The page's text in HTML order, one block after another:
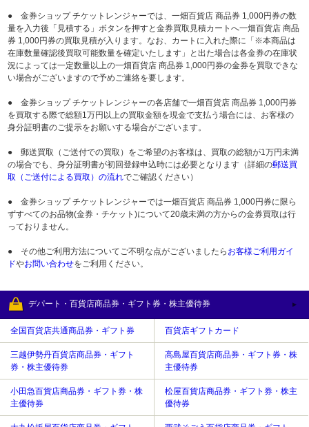
● 金券ショップ チケットレンジャーでは、一畑百貨店 商品券 1,000円券の数
量を入力後「見積する」ボタンを押すと金券買取見積カートへ一畑百貨店 商品
券 1,000円券の買取見積が入ります。なお、カートに入れた際に「※本商品は
在庫数量確認後買取可能数量を確定いたします」と出た場合は各金券の在庫状
況によっては一定数量以上の一畑百貨店 商品券 1,000円券の金券を買取できな
い場合がございますので予めご連絡を要します。
● 金券ショップ チケットレンジャーの各店舗で一畑百貨店 商品券 1,000円券
を買取する際で総額1万円以上の買取金額を現金で支払う場合には、お客様の
身分証明書のご提示をお願いする場合がございます。
● 郵送買取（ご送付での買取）をご希望のお客様は、買取の総額が1万円未満
の場合でも、身分証明書が初回登録申込時には必要となります（詳細の郵送買
取（ご送付による買取）の流れでご確認ください）
● 金券ショップ チケットレンジャーでは一畑百貨店 商品券 1,000円券に限ら
ずすべてのお品物(金券・チケット)について20歳未満の方からの金券買取は行
っておりません。
● その他ご利用方法についてご不明な点がございましたら お客様ご利用ガイ
ドやお問い合わせをご利用ください。
デパート・百貨店商品券・ギフト券・株主優待券
全国百貨店共通商品券・ギフト券 百貨店ギフトカード
三越伊勢丹百貨店商品券・ギフト
券・株主優待券
高島屋百貨店商品券・ギフト券・株
主優待券
小田急百貨店商品券・ギフト券・株
主優待券
松屋百貨店商品券・ギフト券・株主
優待券